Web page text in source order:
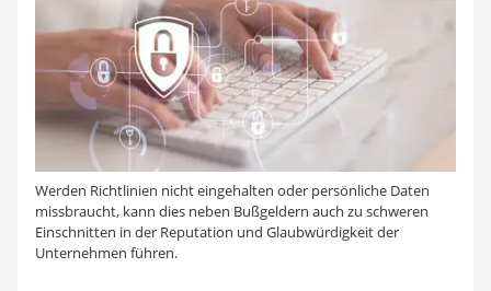
Werden Richtlinien nicht eingehalten oder persönliche Daten
missbraucht, kann dies neben Bußgeldern auch zu schweren
Einschnitten in der Reputation und Glaubwürdigkeit der
Unternehmen führen.